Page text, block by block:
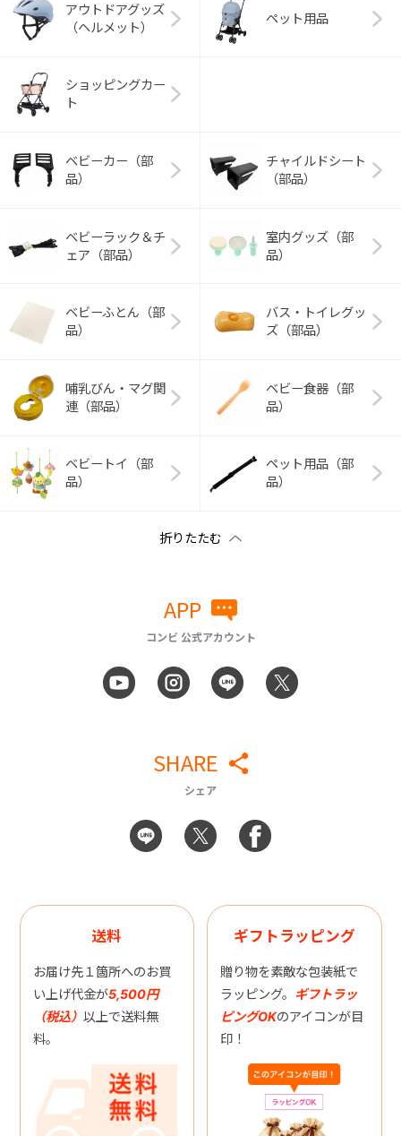
アウトドアグッズ
（ヘルメット）
ペット用品
ショッピングカー
ト
ベビーカー（部
品）
チャイルドシート
（部品）
ベビーラック＆チ
ェア（部品）
室内グッズ（部
品）
ベビーふとん（部
品）
バス・トイレグッ
ズ（部品）
哺乳びん・マグ関
連（部品）
ベビー食器（部
品）
ベビートイ（部
品）
ペット用品（部
品）
APP
コンビ 公式アカウント
SHARE
シェア
送料
お届け先１箇所へのお買
い上げ代金が5,500円
（税込） 以上で送料無
料。
ギフトラッピング
贈り物を素敵な包装紙で
ラッピング。 ギフトラッ
ピングOKのアイコンが目
印！